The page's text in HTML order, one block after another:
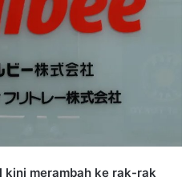
kini merambah ke rak-rak